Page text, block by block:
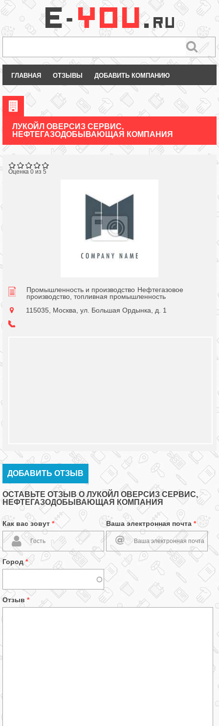
ГЛАВНАЯ ОТЗЫВЫ ДОБАВИТЬ КОМПАНИЮ
ЛУКОЙЛ ОВЕРСИЗ СЕРВИС,
НЕФТЕГАЗОДОБЫВАЮЩАЯ КОМПАНИЯ
Оценка 0 из 5
Промышленность и производство Нефтегазовое
производство, топливная промышленность
115035, Москва, ул. Большая Ордынка, д. 1
ДОБАВИТЬ ОТЗЫВ
ОСТАВЬТЕ ОТЗЫВ О ЛУКОЙЛ ОВЕРСИЗ СЕРВИС,
НЕФТЕГАЗОДОБЫВАЮЩАЯ КОМПАНИЯ
Как вас зовут * Ваша электронная почта *
Город*
Отзыв *